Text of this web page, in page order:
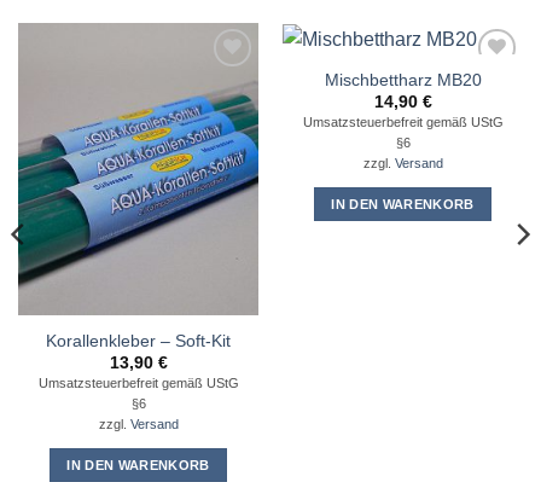
Wunschliste
hinzufügen
Korallenkleber – Soft-Kit
13,90 €
Umsatzsteuerbefreit gemäß UStG
§6
zzgl. Versand
IN DEN WARENKORB
Zu
Wunschliste
hinzufügen
Mischbettharz MB20
14,90 €
Umsatzsteuerbefreit gemäß UStG
§6
zzgl. Versand
IN DEN WARENKORB